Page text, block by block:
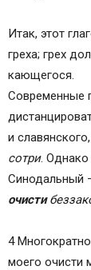
Итак, этот
греха; грех
кающегося.
Современные
и
сотри. Однако
Синодальный
очисти
4
моего очисти